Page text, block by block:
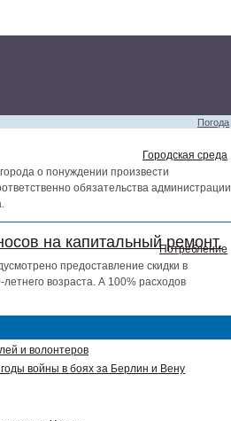
Погода
Городская среда
о понуждении произвести
обязательства администрации
на капитальный ремонт.
Потребление
предоставление скидки в
возраста. А 100% расходов
и волонтеров
войны в боях за Берлин и Вену